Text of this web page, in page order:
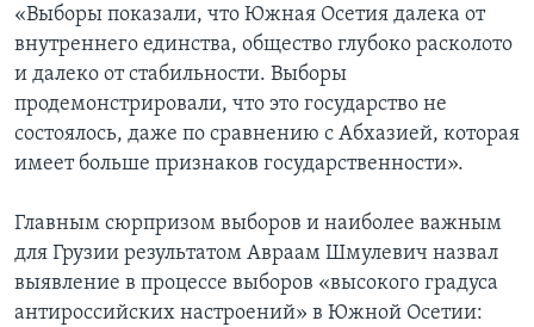
«Выборы показали, что Южная Осетия далека от
внутреннего единства, общество глубоко расколото
и далеко от стабильности. Выборы
продемонстрировали, что это государство не
состоялось, даже по сравнению с Абхазией, которая
имеет больше признаков государственности».
Главным сюрпризом выборов и наиболее важным
для Грузии результатом Авраам Шмулевич назвал
выявление в процессе выборов «высокого градуса
антироссийских настроений» в Южной Осетии: